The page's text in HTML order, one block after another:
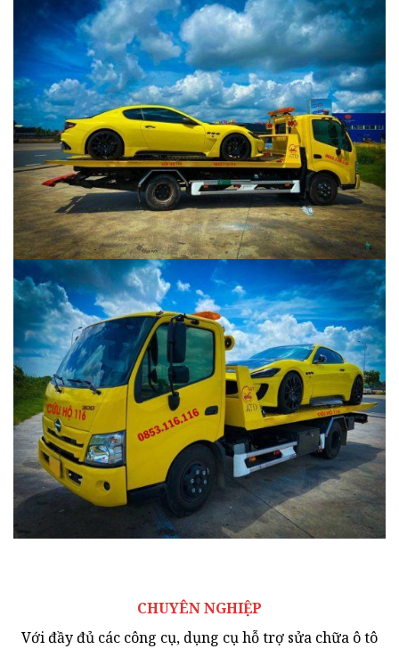
CHUYÊN NGHIỆP
Với đầy đủ các công cụ, dụng cụ hỗ trợ sửa chữa ô tô